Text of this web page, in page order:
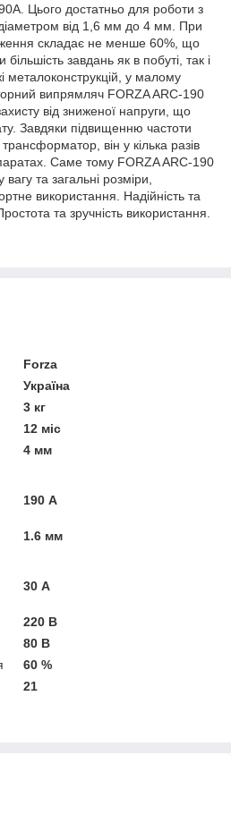
Цього достатньо для роботи з
від 1,6 мм до 4 мм. При
складає не менше 60%, що
завдань як в побуті, так і
металоконструкцій, у малому
випрямляч FORZA ARC-190
від зниженої напруги, що
Завдяки підвищенню частоти
він у кілька разів
Саме тому FORZA ARC-190
та загальні розміри,
використання. Надійність та
та зручність використання.
Forza
Україна
3 кг
12 міс
4 мм
190 А
1.6 мм
30 А
220 В
80 В
60 %
21